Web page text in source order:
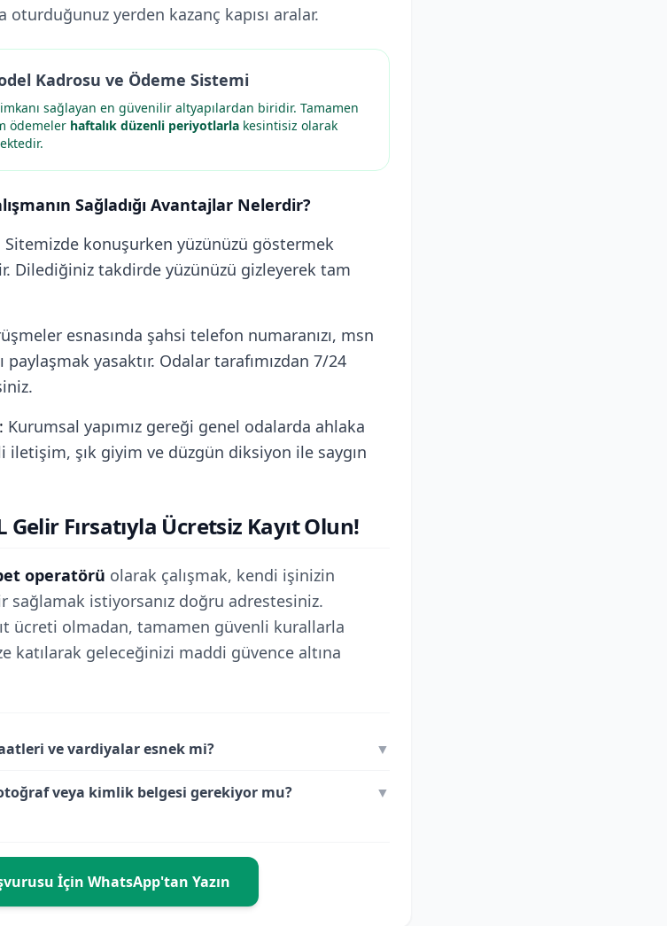
yerden kazanç kapısı aralar.
Kadrosu ve Ödeme Sistemi
sağlayan en güvenilir altyapılardan biridir. Tamamen
ödemeler haftalık düzenli periyotlarla kesintisiz olarak
Sağladığı Avantajlar Nelerdir?
Sitemizde konuşurken yüzünüzü göstermek
Dilediğiniz takdirde yüzünüzü gizleyerek tam
esnasında şahsi telefon numaranızı, msn
paylaşmak yasaktır. Odalar tarafımızdan 7/24
Kurumsal yapımız gereği genel odalarda ahlaka
iletişim, şık giyim ve düzgün diksiyon ile saygın
Fırsatıyla Ücretsiz Kayıt Olun!
operatörü olarak çalışmak, kendi işinizin
istiyorsanız doğru adrestesiniz.
ücreti olmadan, tamamen güvenli kurallarla
katılarak geleceğinizi maddi güvence altına
ve vardiyalar esnek mi? ▼
veya kimlik belgesi gerekiyor mu? ▼
İçin WhatsApp'tan Yazın